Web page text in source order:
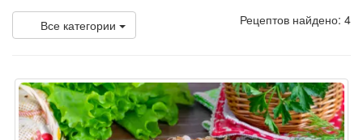
Все категории Рецептов найдено: 4